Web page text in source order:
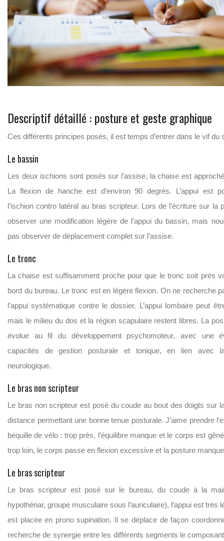
Descriptif détaillé : posture et geste graphique
Ces différents principes posés, il est temps d’entrer dans le vif du
Le bassin
Les deux ischions sont posés sur l’assise, la chaise est
La flexion de hanche est d’environ 90 degrés. L’appui est
l’ischion contro latéral au bras scripteur. Lors de l’écriture sur la
observer une modification légère de l’appui du bassin, mais
pas observer de déplacement complet sur l’assise.
Le tronc
La chaise est suffisamment proche pour que le tronc soit près
bord du bureau. Le tronc est en légère flexion. On ne recherche
l’appui systématique contre le dossier. L’appui lombaire peut
mais le milieu du dos et la région scapulaire restent libres. La
évolue au fil du développement psychomoteur, avec une
capacités de gestion posturale et tonique, en lien avec
neurologique.
Le bras non scripteur
Le bras non scripteur est posé du coude au bout des doigts sur
distance permettant une bonne tenue posturale. J’aime prendre
béquille de vélo : trop près, l’équilibre manque et le corps est
trop loin, le corps passe en flexion excessive et la posture
Le bras scripteur
Le bras scripteur est posé sur le bureau, du coude à la
hypothénar, groupe musculaire sous l’auriculaire), l’appui est très
est placée en prono supination. Il se déplace de façon
recherche de synergie entre les différents segments le